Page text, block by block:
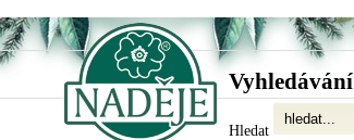
Vyhledávání
Hledat